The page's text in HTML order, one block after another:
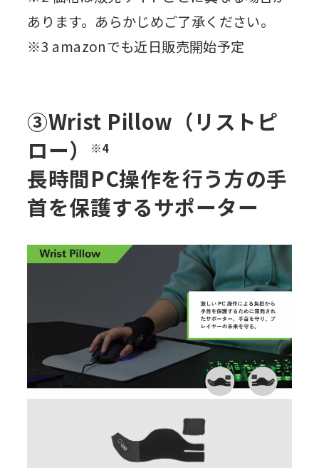
あります。あらかじめご了承ください。
※3 amazonでも近日販売開始予定
③Wrist Pillow（リストピ
ロー）
※4
長時間PC操作を行う方の手
首を保護するサポーター